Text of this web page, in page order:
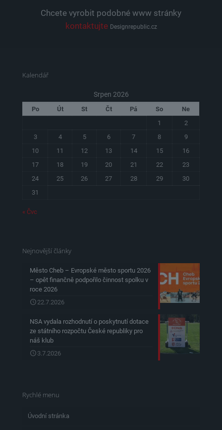
Chcete vyrobit podobné www stránky
kontaktujte Designrepublic.cz
Kalendář
Srpen 2026
Po Út St Čt Pá So
Ne
1
2
3
4 5 6 7 8
9
10
11 12 13 14 15
16
17
18 19 20 21 22
23
24
25 26 27 28 29
30
31
« Čvc
Nejnovější články
Město Cheb – Evropské město sportu 2026
– opět finančně podpořilo činnost spolku v
roce 2026
22.7.2026
NSA vydala rozhodnutí o poskytnutí dotace
ze státního rozpočtu České republiky pro
náš klub
3.7.2026
Rychlé menu
Úvodní stránka